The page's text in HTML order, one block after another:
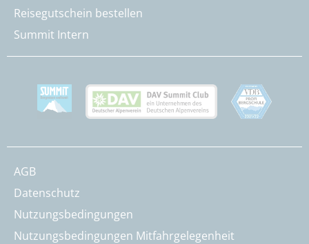
Reisegutschein bestellen
Summit Intern
AGB
Datenschutz
Nutzungsbedingungen
Nutzungsbedingungen Mitfahrgelegenheit